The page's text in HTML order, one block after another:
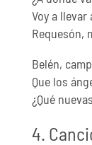
Voy a
Requesón,
Belén,
Que los
¿Qué
4.